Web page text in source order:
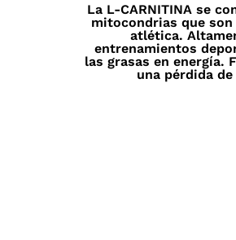
La L-CARNITINA se
mitocondrias que
atlética.
entrenamientos
las grasas en energía.
una pérdida